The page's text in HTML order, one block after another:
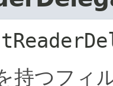
持つフィ